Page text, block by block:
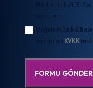
Elektronik İleti (E-
ediyorum.
Doğulu Müzik &
paylaşılan KVKK